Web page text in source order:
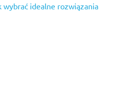
wybrać idealne rozwiązania